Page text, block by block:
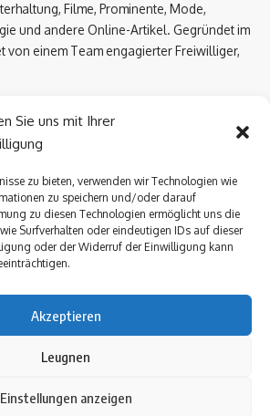
Sie uns mit Ihrer
zu bieten, verwenden wir Technologien wie
zu speichern und/oder darauf
zu diesen Technologien ermöglicht uns die
Surfverhalten oder eindeutigen IDs auf dieser
oder der Widerruf der Einwilligung kann
Akzeptieren
Leugnen
Einstellungen anzeigen
Filme, Prominente, Mode,
und andere Online-Artikel. Gegründet im
von einem Team engagierter Freiwilliger,
Kontakt Uns